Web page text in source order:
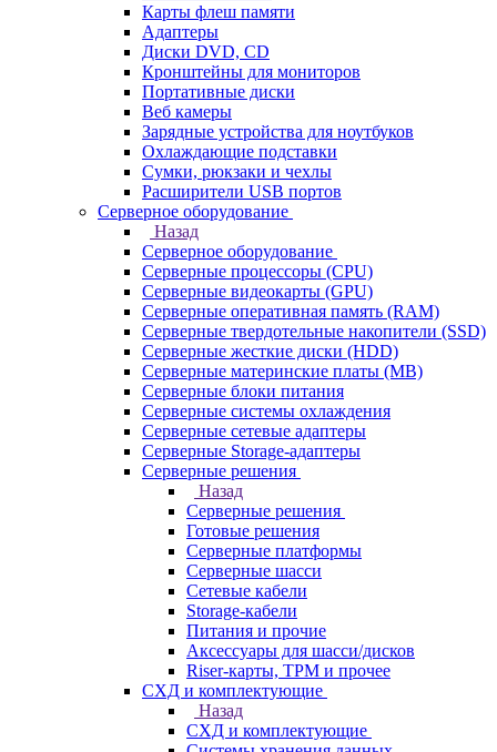
Карты флеш памяти
Адаптеры
Диски DVD, CD
Кронштейны для мониторов
Портативные диски
Веб камеры
Зарядные устройства для ноутбуков
Охлаждающие подставки
Сумки, рюкзаки и чехлы
Расширители USB портов
Серверное оборудование
Назад
Серверное оборудование
Серверные процессоры (CPU)
Серверные видеокарты (GPU)
Серверные оперативная память (RAM)
Серверные твердотельные накопители (SSD)
Серверные жесткие диски (HDD)
Серверные материнские платы (MB)
Серверные блоки питания
Серверные системы охлаждения
Серверные сетевые адаптеры
Серверные Storage-адаптеры
Серверные решения
Назад
Серверные решения
Готовые решения
Серверные платформы
Серверные шасси
Сетевые кабели
Storage-кабели
Питания и прочие
Аксессуары для шасси/дисков
Riser-карты, TPM и прочее
СХД и комплектующие
Назад
СХД и комплектующие